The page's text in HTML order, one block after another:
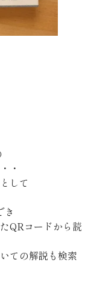
・
して
き
QRコードから読
ての解説も検索